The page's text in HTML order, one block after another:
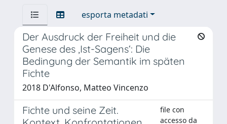
esporta metadati
Der Ausdruck der Freiheit und die
Genese des ‚Ist-Sagens‘: Die
Bedingung der Semantik im späten
Fichte
2018 D'Alfonso, Matteo Vincenzo
Fichte und seine Zeit.
file con
accesso da